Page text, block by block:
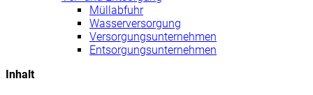
Müllabfuhr
Wasserversorgung
Versorgungsunternehmen
Entsorgungsunternehmen
Inhalt